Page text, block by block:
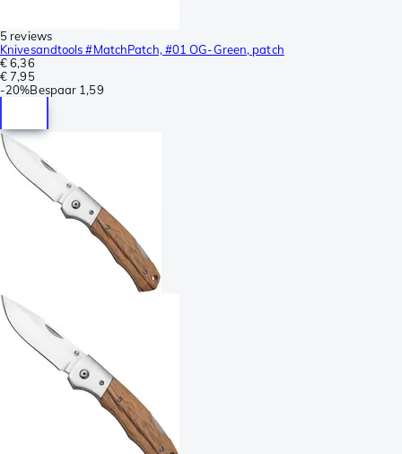
5 reviews
Knivesandtools #MatchPatch, #01 OG-Green, patch
€ 6,36
€ 7,95
-20%Bespaar 1,59